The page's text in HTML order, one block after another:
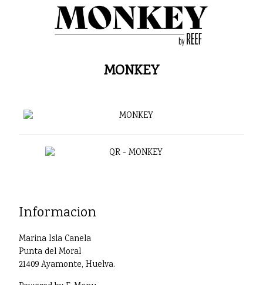
MONKEY
Informacion
Marina Isla Canela
Punta del Moral
21409 Ayamonte, Huelva.